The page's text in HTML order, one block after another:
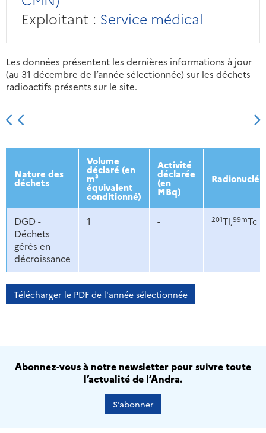
Exploitant : Service médical
Les données présentent les dernières informations à jour
(au 31 décembre de l’année sélectionnée) sur les déchets
radioactifs présents sur le site.
2013 2014 2015 2016
Nature des
déchets
Volume
déclaré (en
m³
équivalent
conditionné)
Activité
déclarée
(en
MBq)
DGD -
Déchets
gérés en
décroissance
1 - 201Tl,99mTc
Télécharger le PDF de l'année sélectionnée
Abonnez-vous à notre newsletter pour suivre toute
l’actualité de l’Andra.
S’abonner